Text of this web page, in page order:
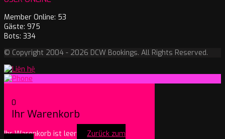
Member Online: 53
Gäste: 975
Bots: 334
© Copyright 2004 - 2026 DCW Bookings. All Rights Reserved.
0
Ihr Warenkorb
Ihr Warenkorb ist leer
Zurück zum